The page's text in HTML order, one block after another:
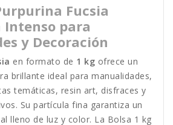
Fucsia
Intenso para
y Decoración
en formato de 1 kg ofrece un
brillante ideal para manualidades,
temáticas, resin art, disfraces y
Su partícula fina garantiza un
lleno de luz y color. La Bolsa 1 kg